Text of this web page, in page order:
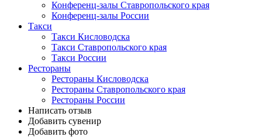
Конференц-залы Ставропольского края
Конференц-залы России
Такси
Такси Кисловодска
Такси Ставропольского края
Такси России
Рестораны
Рестораны Кисловодска
Рестораны Ставропольского края
Рестораны России
Написать отзыв
Добавить сувенир
Добавить фото